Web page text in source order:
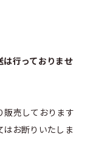
は行っておりませ
販売しております
はお断りいたしま